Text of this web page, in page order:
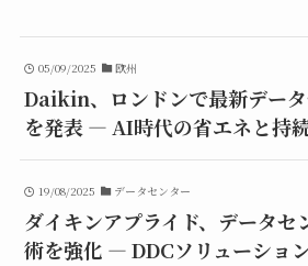
05/09/2025 欧州
Daikin、ロンドンで最新デー
を発表 ― AI時代の省エネと持
19/08/2025 データセンター
ダイキンアプライド、データセ
術を強化 ― DDCソリューショ